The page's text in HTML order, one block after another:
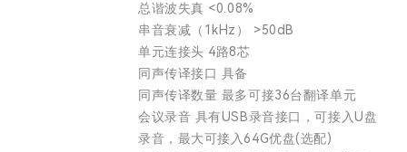
总谐波失真 <0.08%
串音衰减（1kHz） >50dB
单元连接头 4路8芯
同声传译接口 具备
同声传译数量 最多可接36台翻译单元
会议录音 具有USB录音接口，可接入U盘
录音，最大可接入64G优盘(选配)